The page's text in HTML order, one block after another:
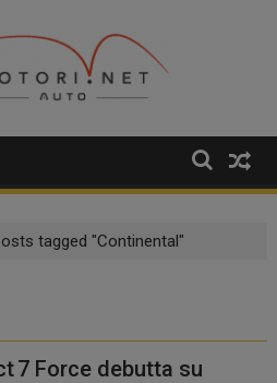
tagged "Continental"
7 Force debutta su